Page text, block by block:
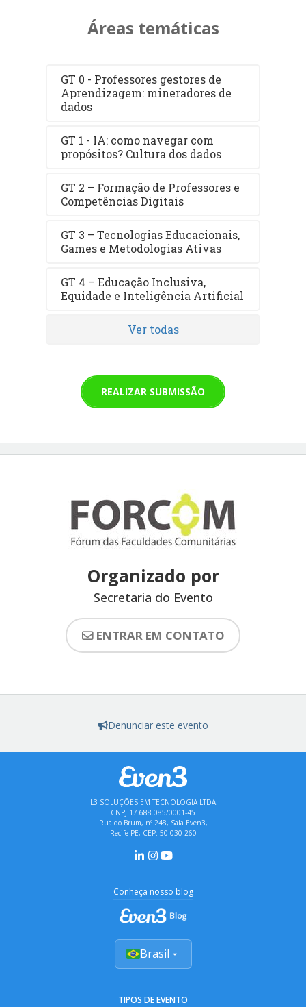
Áreas temáticas
GT 0 - Professores gestores de
Aprendizagem: mineradores de
dados
GT 1 - IA: como navegar com
propósitos? Cultura dos dados
GT 2 – Formação de Professores e
Competências Digitais
GT 3 – Tecnologias Educacionais,
Games e Metodologias Ativas
GT 4 – Educação Inclusiva,
Equidade e Inteligência Artificial
Ver todas
REALIZAR SUBMISSÃO
Organizado por
Secretaria do Evento
ENTRAR EM CONTATO
Denunciar este evento
L3 SOLUÇÕES EM TECNOLOGIA LTDA
CNPJ 17.688.085/0001-45
Rua do Brum, nº 248, Sala Even3,
Recife-PE, CEP: 50.030-260
Conheça nosso blog
Brasil
TIPOS DE EVENTO